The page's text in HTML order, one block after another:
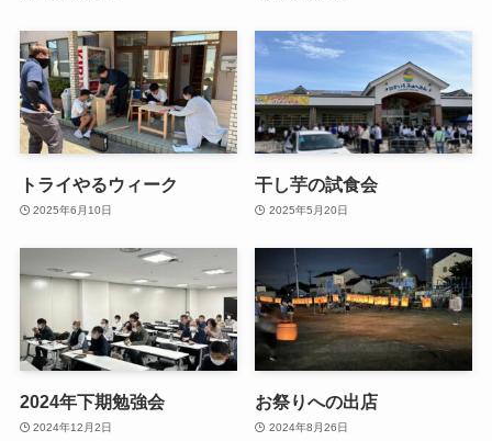
トライやるウィーク
2025年6月10日
干し芋の試食会
2025年5月20日
2024年下期勉強会
2024年12月2日
お祭りへの出店
2024年8月26日